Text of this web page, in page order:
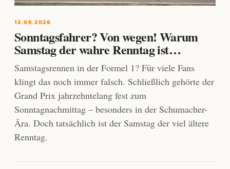
12.06.2026
Sonntagsfahrer? Von wegen! Warum
Samstag der wahre Renntag ist…
Samstagsrennen in der Formel 1? Für viele Fans
klingt das noch immer falsch. Schließlich gehörte der
Grand Prix jahrzehntelang fest zum
Sonntagnachmittag – besonders in der Schumacher-
Ära. Doch tatsächlich ist der Samstag der viel ältere
Renntag.